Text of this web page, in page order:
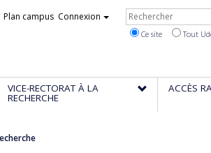
Plan campus Connexion
Ce site Tout
VICE-RECTORAT À LA
RECHERCHE
ACCÈS